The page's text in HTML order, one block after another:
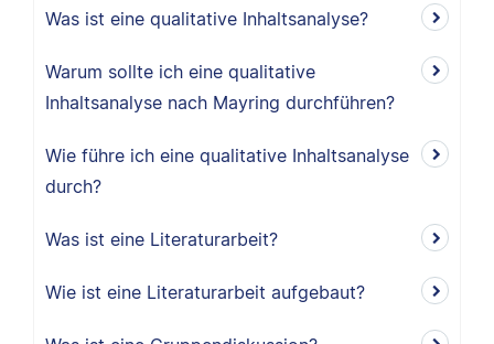
Was ist eine qualitative Inhaltsanalyse?
Warum sollte ich eine qualitative
Inhaltsanalyse nach Mayring durchführen?
Wie führe ich eine qualitative Inhaltsanalyse
durch?
Was ist eine Literaturarbeit?
Wie ist eine Literaturarbeit aufgebaut?